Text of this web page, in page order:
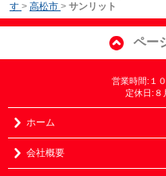
す > 高松市 > サンリット
ペー
営業時間:１
定休日:８
ホーム
会社概要